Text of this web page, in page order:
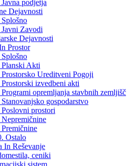
podjetja
Dejavnosti
Splošno
Javni Zavodi
Dejavnosti
Prostor
Planski Akti
Ureditveni Pogoji
izvedbeni akti
opremljanja stavbnih zemljišč
gospodarstvo
prostori
Ostalo
In Reševanje
ceniki
sistem